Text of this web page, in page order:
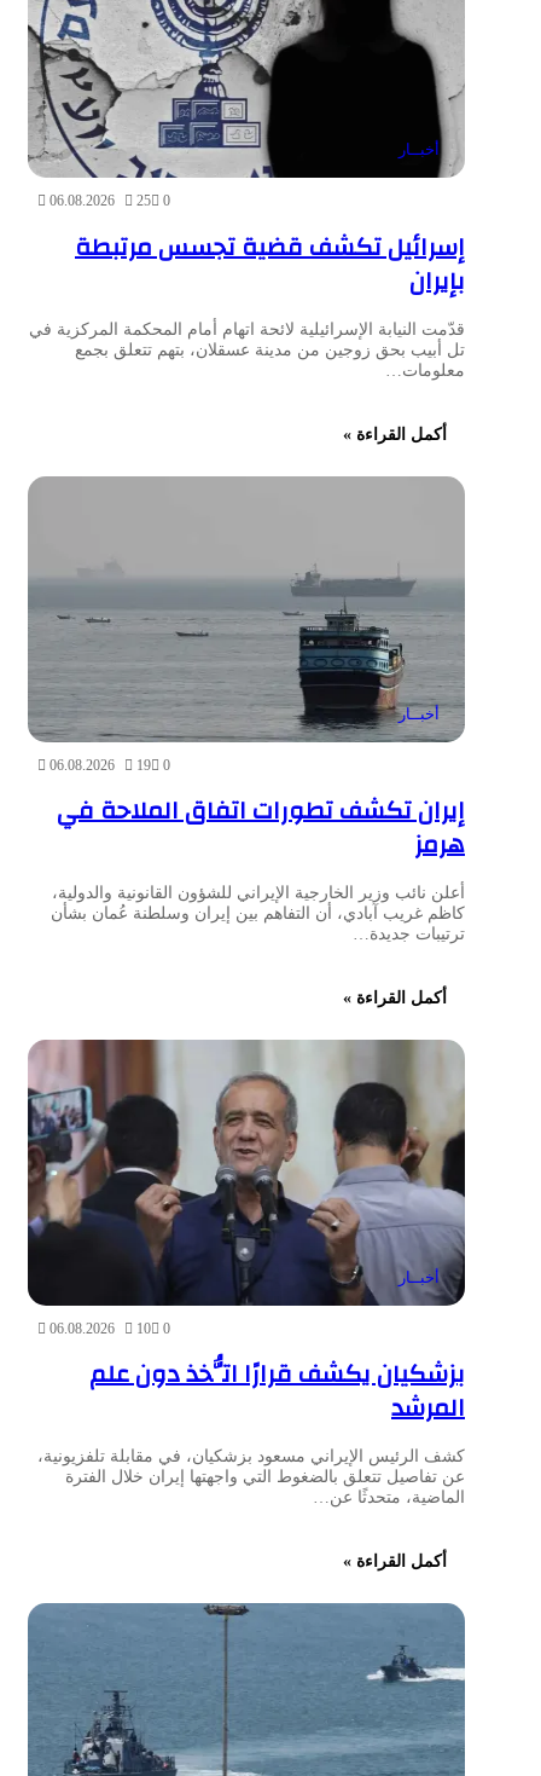
أخبــار
06.08.2026 0
25
إسرائيل تكشف قضية تجسس مرتبطة
بإيران
قدّمت النيابة الإسرائيلية لائحة اتهام أمام المحكمة المركزية في
تل أبيب بحق زوجين من مدينة عسقلان، بتهم تتعلق بجمع
معلومات…
أكمل القراءة »
أخبــار
06.08.2026 0
19
إيران تكشف تطورات اتفاق الملاحة في
هرمز
أعلن نائب وزير الخارجية الإيراني للشؤون القانونية والدولية،
كاظم غريب آبادي، أن التفاهم بين إيران وسلطنة عُمان بشأن
ترتيبات جديدة…
أكمل القراءة »
أخبــار
06.08.2026 0
10
بزشكيان يكشف قرارًا اتُّخذ دون علم
المرشد
كشف الرئيس الإيراني مسعود بزشكيان، في مقابلة تلفزيونية،
عن تفاصيل تتعلق بالضغوط التي واجهتها إيران خلال الفترة
الماضية، متحدثًا عن…
أكمل القراءة »